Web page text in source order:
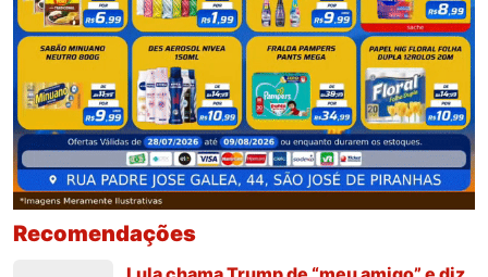
Recomendações